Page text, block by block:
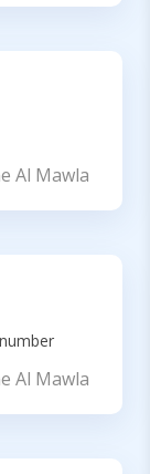
Al Mawla
Al Mawla